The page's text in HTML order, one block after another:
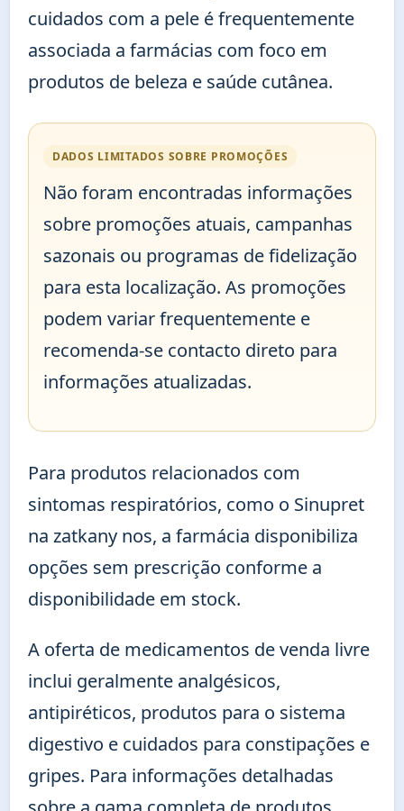
cuidados com a pele é frequentemente
associada a farmácias com foco em
produtos de beleza e saúde cutânea.
DADOS LIMITADOS SOBRE PROMOÇÕES
Não foram encontradas informações
sobre promoções atuais, campanhas
sazonais ou programas de fidelização
para esta localização. As promoções
podem variar frequentemente e
recomenda-se contacto direto para
informações atualizadas.
Para produtos relacionados com
sintomas respiratórios, como o Sinupret
na zatkany nos, a farmácia disponibiliza
opções sem prescrição conforme a
disponibilidade em stock.
A oferta de medicamentos de venda livre
inclui geralmente analgésicos,
antipiréticos, produtos para o sistema
digestivo e cuidados para constipações e
gripes. Para informações detalhadas